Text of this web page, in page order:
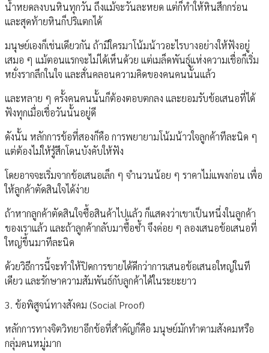
น้ำหยดลงบนหินทุกวัน ถึงแม้จะวันละหยด แต่ก็ทำให้หินสึกกร่อน
และสุดท้ายหินก็ปริแตกได้
มนุษย์เองก็เช่นเดียวกัน ถ้ามีใครมาโน้มน้าวอะไรบางอย่างให้ฟังอยู่
เสมอ ๆ แม้ตอนแรกจะไม่ได้เห็นด้วย แต่เมล็ดพันธุ์แห่งความเชื่อก็เริ่ม
หยั่งรากลึกในใจ และสั่นคลอนความคิดของคนคนนั้นแล้ว
และหลาย ๆ ครั้งคนคนนั้นก็ต้องตอบตกลง และยอมรับข้อเสนอที่ได้
ฟังทุกเมื่อเชื่อวันนั้นอยู่ดี
ดังนั้น หลักการข้อที่สองก็คือ การพยายามโน้มน้าวใจลูกค้าทีละนิด ๆ
แต่ต้องไม่ให้รู้สึกโดนบังคับให้ฟัง
โดยอาจจะเริ่มจากข้อเสนอเล็ก ๆ จำนวนน้อย ๆ ราคาไม่แพงก่อน เพื่อ
ให้ลูกค้าตัดสินใจได้ง่าย
ถ้าหากลูกค้าตัดสินใจซื้อสินค้าไปแล้ว ก็แสดงว่าเขาเป็นหนึ่งในลูกค้า
ของเราแล้ว และถ้าลูกค้ากลับมาซื้อซ้ำ จึงค่อย ๆ ลองเสนอข้อเสนอที่
ใหญ่ขึ้นมาทีละนิด
ด้วยวิธีการนี้จะทำให้ปิดการขายได้ดีกว่าการเสนอข้อเสนอใหญ่ในที
เดียว และรักษาความสัมพันธ์กับลูกค้าได้ในระยะยาว
3. ข้อพิสูจน์ทางสังคม (Social Proof)
หลักการทางจิตวิทยาอีกข้อที่สำคัญก็คือ มนุษย์มักทำตามสังคมหรือ
กลุ่มคนหมู่มาก